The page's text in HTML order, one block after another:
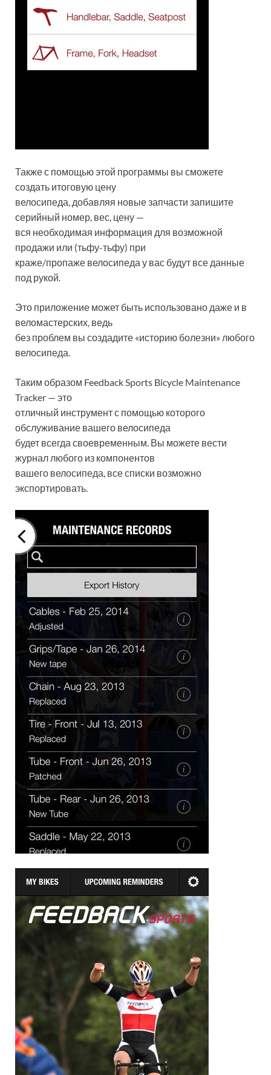
Также с помощью этой программы вы сможете
создать итоговую цену
велосипеда, добавляя новые запчасти запишите
серийный номер, вес, цену —
вся необходимая информация для возможной
продажи или (тьфу-тьфу) при
краже/пропаже велосипеда у вас будут все данные
под рукой.
Это приложение может быть использовано даже и в
веломастерских, ведь
без проблем вы создадите «историю болезни» любого
велосипеда.
Таким образом Feedback Sports Bicycle Maintenance
Tracker — это
отличный инструмент с помощью которого
обслуживание вашего велосипеда
будет всегда своевременным. Вы можете вести
журнал любого из компонентов
вашего велосипеда, все списки возможно
экспортировать.